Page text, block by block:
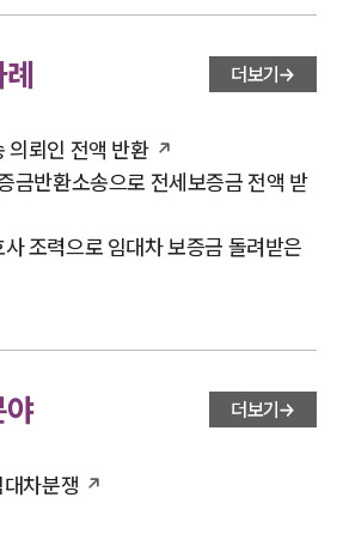
더보기
의뢰인 전액 반환
금반환소송으로 전세보증금 전액 받
조력으로 임대차 보증금 돌려받은
야 더보기
차분쟁